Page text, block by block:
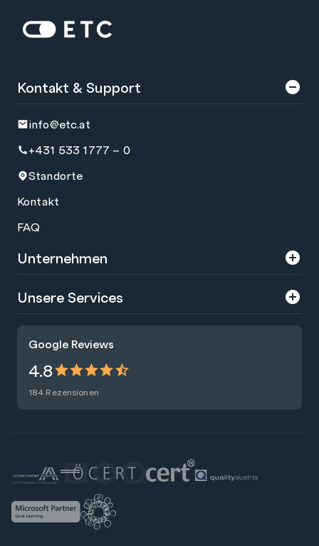
Startseite: ETC
Google Reviews
4.8
184 Rezensionen
Kontakt & Support
info@etc.at
+431 533 1777 – 0
Standorte
Kontakt
FAQ
Unternehmen
Über uns
Presse
Nachhaltigkeit
Blog
Unsere Services
Raummiete